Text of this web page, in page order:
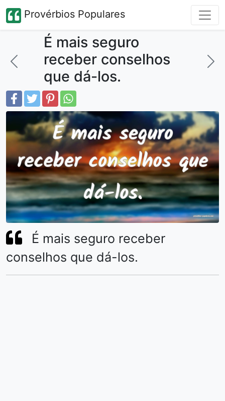
Provérbios Populares
É mais seguro
receber conselhos
que dá-los.
É mais seguro receber
conselhos que dá-los.